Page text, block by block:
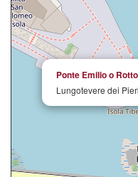
Ponte Emilio o
Lungotevere dei